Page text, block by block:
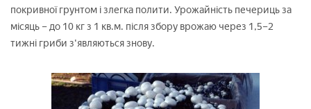
покривної грунтом і злегка полити. Урожайність печериць за
місяць – до 10 кг з 1 кв.м. після збору врожаю через 1,5–2
тижні гриби з'являються знову.